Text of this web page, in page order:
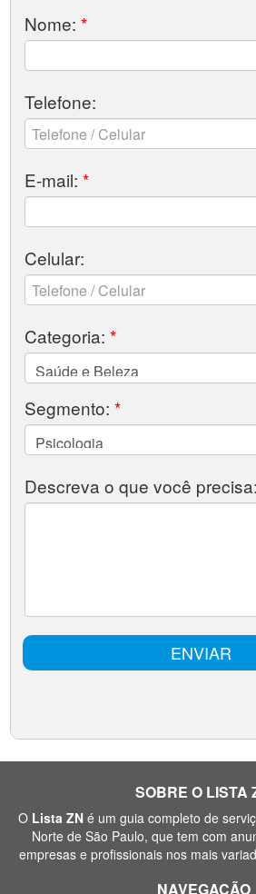
SOBRE O LISTA
O Lista ZNé um guia completo de
Norte de São Paulo, que tem com
empresas e profissionais nos mais
NAVEGAÇÃO